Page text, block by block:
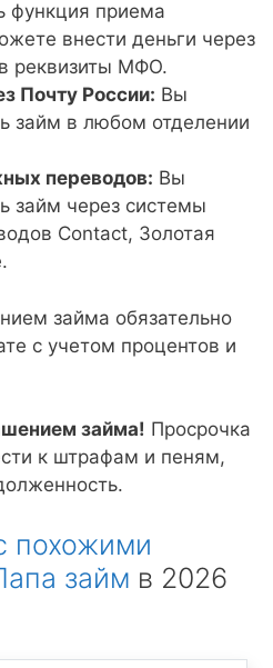
функция приема
внести деньги через
реквизиты МФО.
Почту России: Вы
займ в любом отделении
переводов: Вы
займ через системы
Contact, Золотая
займа обязательно
с учетом процентов и
займа! Просрочка
к штрафам и пеням,
похожими
займ в 2026